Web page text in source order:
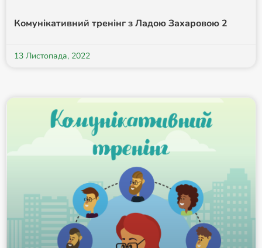
Комунікативний тренінг з Ладою Захаровою 2
13 Листопада, 2022